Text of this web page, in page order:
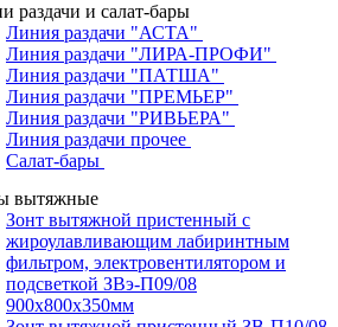
раздачи и салат-бары
Линия раздачи "АСТА"
Линия раздачи "ЛИРА-ПРОФИ"
Линия раздачи "ПАТША"
Линия раздачи "ПРЕМЬЕР"
Линия раздачи "РИВЬЕРА"
Линия раздачи прочее
Салат-бары
вытяжные
Зонт вытяжной пристенный с
жироулавливающим лабиринтным
фильтром, электровентилятором и
подсветкой ЗВэ-П09/08
900х800х350мм